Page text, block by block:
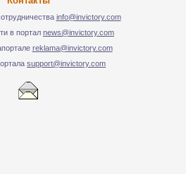
info@invictory.com
в портал news@invictory.com
reklama@invictory.com
support@invictory.com